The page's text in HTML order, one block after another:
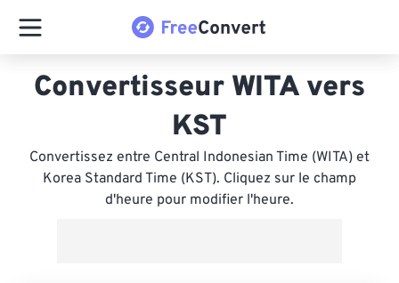
Convertisseur WITA vers
KST
Convertissez entre Central Indonesian Time (WITA) et
Korea Standard Time (KST). Cliquez sur le champ
d'heure pour modifier l'heure.